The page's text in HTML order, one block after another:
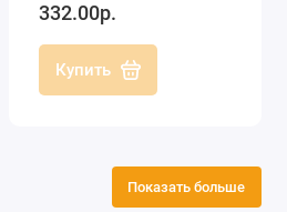
мл
332.00р.
Купить
Показать больше